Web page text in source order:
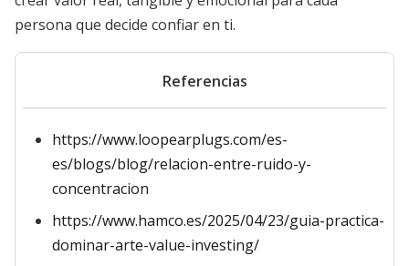
persona que decide confiar en ti.
Referencias
https://www.loopearplugs.com/es-
es/blogs/blog/relacion-entre-ruido-y-
concentracion
https://www.hamco.es/2025/04/23/guia-practica-
dominar-arte-value-investing/